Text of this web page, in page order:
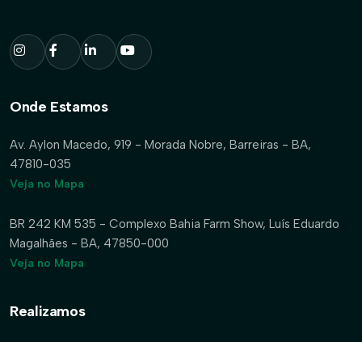
Onde Estamos
Av. Aylon Macedo, 919 - Morada Nobre, Barreiras - BA,
47810-035
Veja no Mapa
BR 242 KM 535 - Complexo Bahia Farm Show, Luís Eduardo
Magalhães - BA, 47850-000
Veja no Mapa
Realizamos